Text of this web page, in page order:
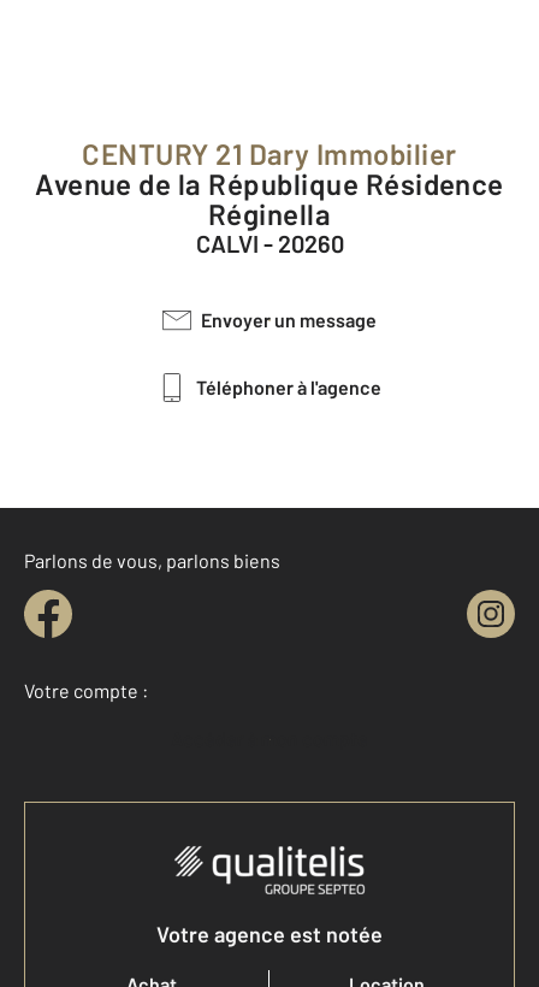
CENTURY 21 Dary Immobilier
Avenue de la République Résidence
Réginella
CALVI - 20260
Envoyer un message
Téléphoner à l'agence
Parlons de vous, parlons biens
Votre compte :
Accéder à mon compte
Votre agence est notée